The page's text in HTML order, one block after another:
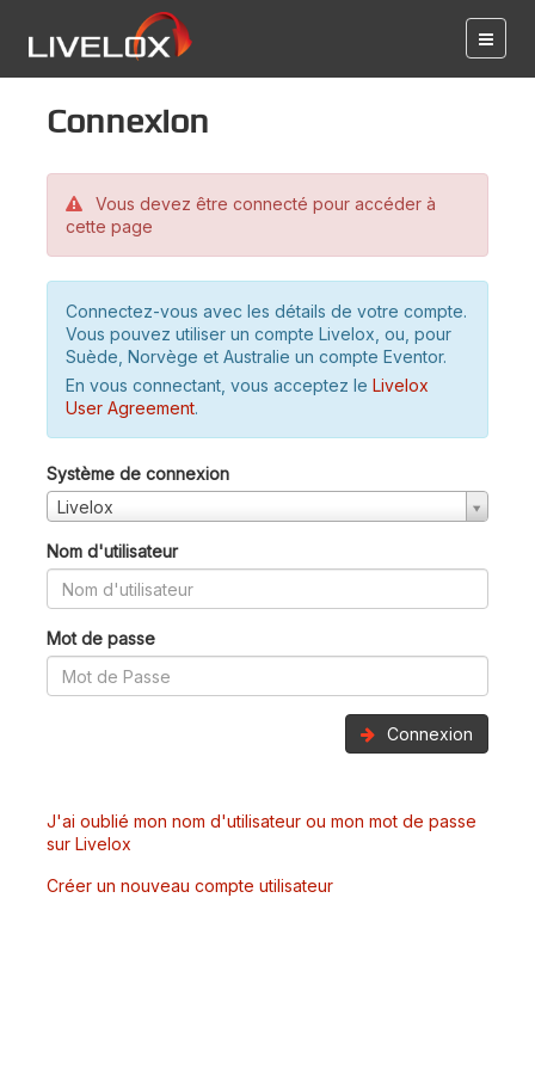
Connexion
Vous devez être connecté pour accéder à
cette page
Connectez-vous avec les détails de votre compte.
Vous pouvez utiliser un compte Livelox, ou, pour
Suède, Norvège et Australie un compte Eventor.
En vous connectant, vous acceptez le Livelox
User Agreement.
Système de connexion
Livelox
Nom d'utilisateur
Mot de passe
Connexion
J'ai oublié mon nom d'utilisateur ou mon mot de passe
sur Livelox
Créer un nouveau compte utilisateur